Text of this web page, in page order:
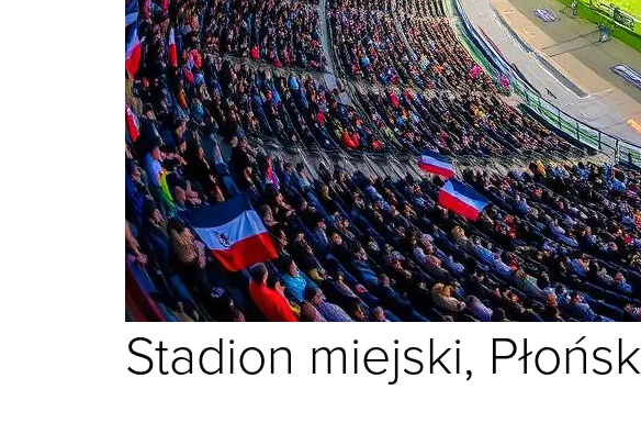
Stadion miejski, Płońsk